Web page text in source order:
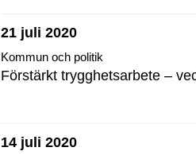
21 juli 2020
Kommun och politik
Förstärkt trygghetsarbete –
14 juli 2020